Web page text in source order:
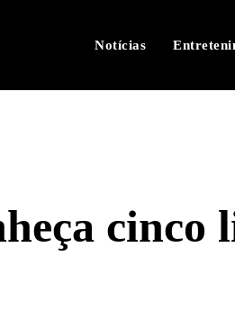
Notícias
cinco